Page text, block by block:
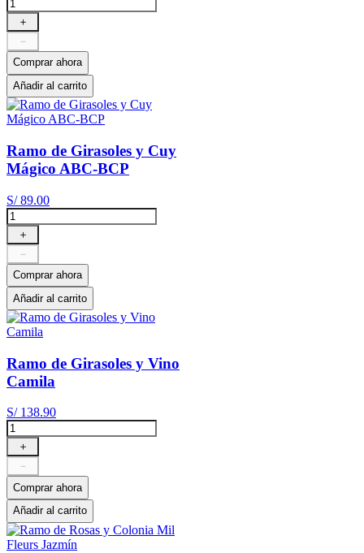
＋
－
Comprar ahora
Añadir al carrito
Ramo de Girasoles y Cuy
Mágico ABC-BCP
S/ 89.00
＋
－
Comprar ahora
Añadir al carrito
Ramo de Girasoles y Vino
Camila
S/ 138.90
＋
－
Comprar ahora
Añadir al carrito